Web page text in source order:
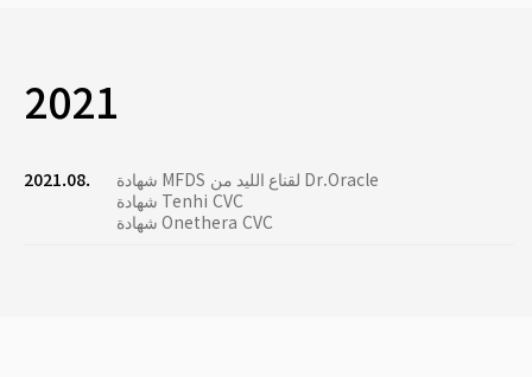
2021
2021.08.
شهادة MFDS لقناع الليد من Dr.Oracle
شهادة Tenhi CVC
شهادة Onethera CVC